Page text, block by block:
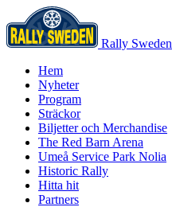
Rally Sweden
Hem
Nyheter
Program
Sträckor
Biljetter och Merchandise
The Red Barn Arena
Umeå Service Park Nolia
Historic Rally
Hitta hit
Partners